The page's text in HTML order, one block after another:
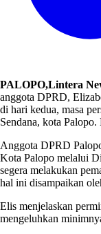
PALOPO,Lintera
anggota DPRD,
di hari kedua, masa
Sendana, kota
Anggota DPRD
Kota Palopo melalui
segera melakukan
hal ini disampaikan
Elis menjelaskan
mengeluhkan